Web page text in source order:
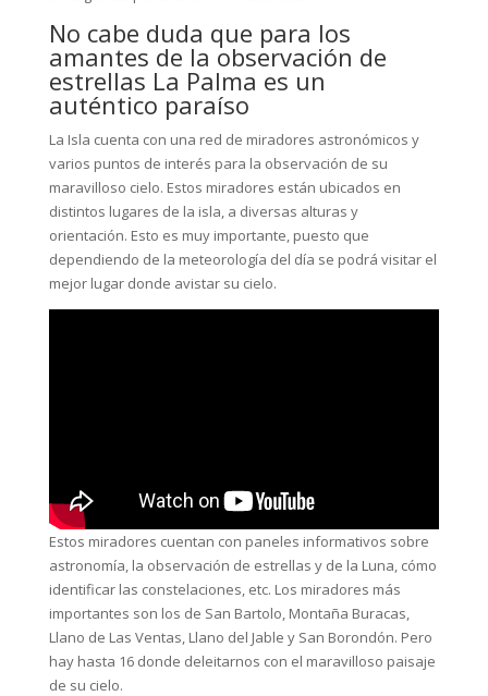
No cabe duda que para los
amantes de la observación de
estrellas La Palma es un
auténtico paraíso
La Isla cuenta con una red de miradores astronómicos y
varios puntos de interés para la observación de su
maravilloso cielo. Estos miradores están ubicados en
distintos lugares de la isla, a diversas alturas y
orientación. Esto es muy importante, puesto que
dependiendo de la meteorología del día se podrá visitar el
mejor lugar donde avistar su cielo.
Estos miradores cuentan con paneles informativos sobre
astronomía, la observación de estrellas y de la Luna, cómo
identificar las constelaciones, etc. Los miradores más
importantes son los de San Bartolo, Montaña Buracas,
Llano de Las Ventas, Llano del Jable y San Borondón. Pero
hay hasta 16 donde deleitarnos con el maravilloso paisaje
de su cielo.